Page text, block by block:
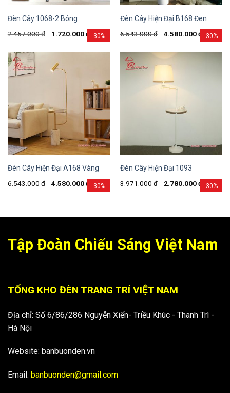
-30%
Đèn Cây 1068-2 Bóng
2.457.000đ 1.720.000đ -30%
Đèn Cây Hiện Đại B168 Đen
6.543.000đ 4.580.000đ
-30%
Đèn Cây Hiện Đại A168 Vàng
6.543.000đ 4.580.000đ -30%
Đèn Cây Hiện Đại 1093
3.971.000đ 2.780.000đ
Tập Đoàn Chiếu Sáng Việt Nam
TỔNG KHO ĐÈN TRANG TRÍ VIỆT NAM
Địa chỉ: Số 6/86/286 Nguyễn Xiển- Triều Khúc - Thanh Trì -
Hà Nội
Website: banbuonden.vn
Email: banbuonden@gmail.com